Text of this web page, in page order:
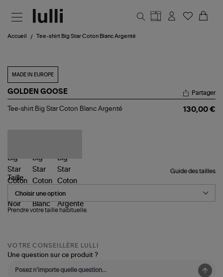
Accueil Tee-shirt Big Star Coton Blanc Argenté
MADE IN EUROPE
GOLDEN GOOSE
Tee-
Partager
Tee-shirt Big Star Coton Blanc Argenté 130,00 €
Guide des tailles
Taille
Prendre votre taille habituelle.
VOTRE CONSEILLÈRE LULLI
Une question sur ce produit ?